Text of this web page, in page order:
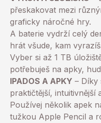
přeskakovat mezi
graficky náročné hry.
A baterie vydrží celý
hrát všude, kam
Vyber si až 1 TB
potřebuješ na apky,
IPADOS A APKY – Díky
praktičtější, intuitivnější
Používej několik apek
tužkou Apple Pencil a